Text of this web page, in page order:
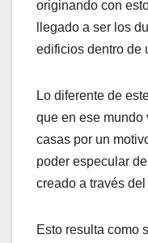
originando con
llegado a ser los
edificios dentro de
Lo diferente de
que en ese mundo
casas por un
poder especular
creado a través
Esto resulta como